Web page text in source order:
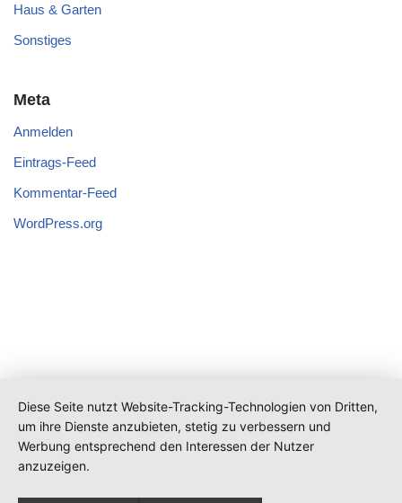
Haus & Garten
Sonstiges
Meta
Anmelden
Eintrags-Feed
Kommentar-Feed
WordPress.org
Diese Seite nutzt Website-Tracking-Technologien von Dritten,
um ihre Dienste anzubieten, stetig zu verbessern und
Werbung entsprechend den Interessen der Nutzer
anzuzeigen.